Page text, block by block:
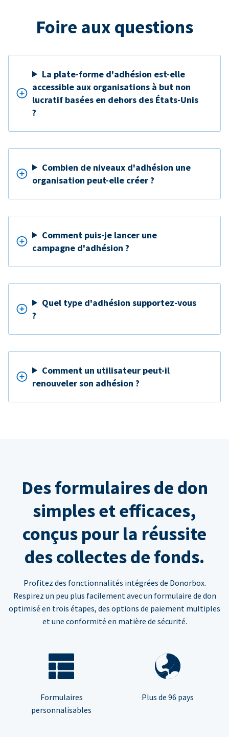
Foire aux questions
La plate-forme d'adhésion est-elle
accessible aux organisations à but non
lucratif basées en dehors des États-Unis
?
Combien de niveaux d'adhésion une
organisation peut-elle créer ?
Comment puis-je lancer une
campagne d'adhésion ?
Quel type d'adhésion supportez-vous
?
Comment un utilisateur peut-il
renouveler son adhésion ?
Des formulaires de don
simples et efficaces,
conçus pour la réussite
des collectes de fonds.
Profitez des fonctionnalités intégrées de Donorbox.
Respirez un peu plus facilement avec un formulaire de don
optimisé en trois étapes, des options de paiement multiples
et une conformité en matière de sécurité.
Formulaires
personnalisables
Plus de 96 pays